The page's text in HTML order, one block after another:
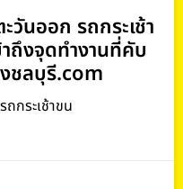
วันออก รถกระเช้า
ถึงจุดทำงานที่คับ
ชลบุรี.com
กระเช้าขน